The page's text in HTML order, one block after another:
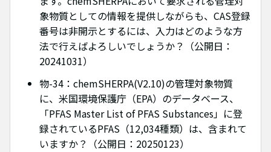
象物質としての情報を提供しながらも、CAS登録
番号は非開示とするには、入力はどのような方
法で行えばよろしいでしょうか？（公開日：
20241031）
物-34：chemSHERPA(V2.10)の管理対象物質
に、米国環境保護庁（EPA）のデータベース、
「PFAS Master List of PFAS Substances」に登
録されているPFAS（12,034種類）は、含まれて
いますか？（公開日：20250123）